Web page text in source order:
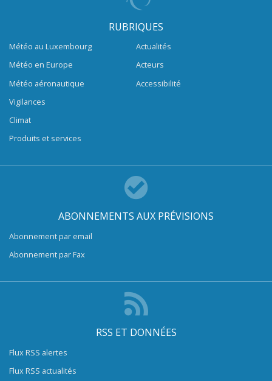
RUBRIQUES
Météo au Luxembourg
Météo en Europe
Météo aéronautique
Vigilances
Climat
Produits et services
Actualités
Acteurs
Accessibilité
ABONNEMENTS AUX PRÉVISIONS
Abonnement par email
Abonnement par Fax
RSS ET DONNÉES
Flux RSS alertes
Flux RSS actualités